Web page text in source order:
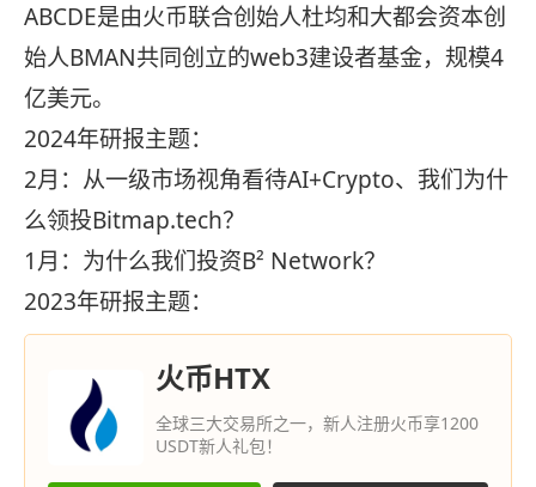
ABCDE是由火币联合创始人杜均和大都会资本创
始人BMAN共同创立的web3建设者基金，规模4
亿美元。
2024年研报主题：
2月：从一级市场视角看待AI+Crypto、我们为什
么领投Bitmap.tech？
1月：为什么我们投资B² Network？
2023年研报主题：
火币HTX
全球三大交易所之一，新人注册火币享1200
USDT新人礼包！